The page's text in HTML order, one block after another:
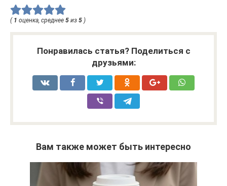
( 1 оценка, среднее 5 из 5 )
Понравилась статья? Поделиться с
друзьями:
Вам также может быть интересно